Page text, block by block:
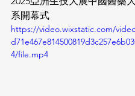
系開幕式
https://video.wixstatic.com/
4/file.mp4